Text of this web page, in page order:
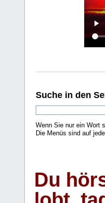
Suche in den
Wenn Sie nur ein Wort
Die Menüs sind auf
Du